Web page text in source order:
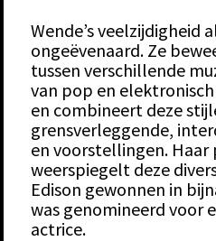
Wende’s veelzijdigheid
ongeëvenaard. Ze
tussen verschillende
van pop en
en combineert deze
grensverleggende,
en voorstellingen. Haar
weerspiegelt deze
Edison gewonnen in
was genomineerd voor
actrice.